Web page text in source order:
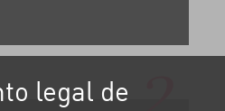
legal de